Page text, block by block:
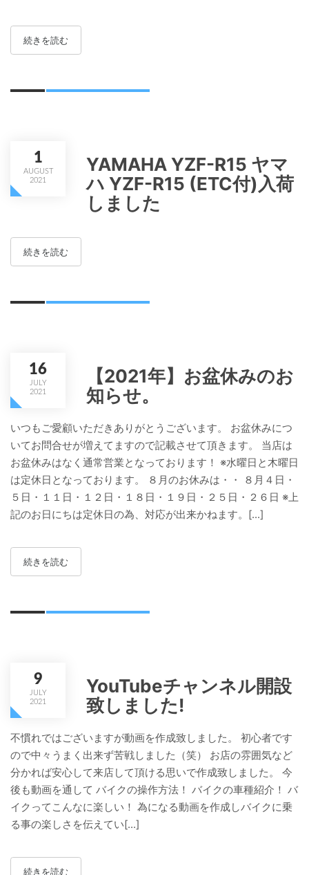
続きを読む
1
AUGUST
2021
YAMAHA YZF-R15 ヤマ
ハ YZF-R15 (ETC付)入荷
しました
続きを読む
16
JULY
2021
【2021年】お盆休みのお
知らせ。
いつもご愛顧いただきありがとうございます。 お盆休みにつ
いてお問合せが増えてますので記載させて頂きます。 当店は
お盆休みはなく通常営業となっております！ ※水曜日と木曜日
は定休日となっております。 ８月のお休みは・・ ８月４日・
５日・１１日・１２日・１８日・１９日・２５日・２６日 ※上
記のお日にちは定休日の為、対応が出来かねます。[...]
続きを読む
9
JULY
2021
YouTubeチャンネル開設
致しました!
不慣れではございますが動画を作成致しました。 初心者です
ので中々うまく出来ず苦戦しました（笑） お店の雰囲気など
分かれば安心して来店して頂ける思いで作成致しました。 今
後も動画を通して バイクの操作方法！ バイクの車種紹介！ バ
イクってこんなに楽しい！ 為になる動画を作成しバイクに乗
る事の楽しさを伝えてい[...]
続きを読む